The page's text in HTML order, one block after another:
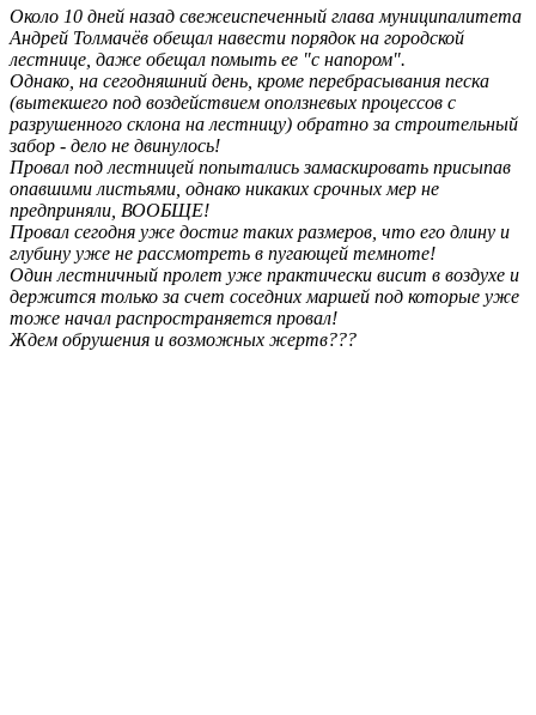
Около 10 дней назад свежеиспеченный глава муниципалитета
Андрей Толмачёв обещал навести порядок на городской
лестнице, даже обещал помыть ее "с напором".
Однако, на сегодняшний день, кроме перебрасывания песка
(вытекшего под воздействием оползневых процессов с
разрушенного склона на лестницу) обратно за строительный
забор - дело не двинулось!
Провал под лестницей попытались замаскировать присыпав
опавшими листьями, однако никаких срочных мер не
предприняли, ВООБЩЕ!
Провал сегодня уже достиг таких размеров, что его длину и
глубину уже не рассмотреть в пугающей темноте!
Один лестничный пролет уже практически висит в воздухе и
держится только за счет соседних маршей под которые уже
тоже начал распространяется провал!
Ждем обрушения и возможных жертв???